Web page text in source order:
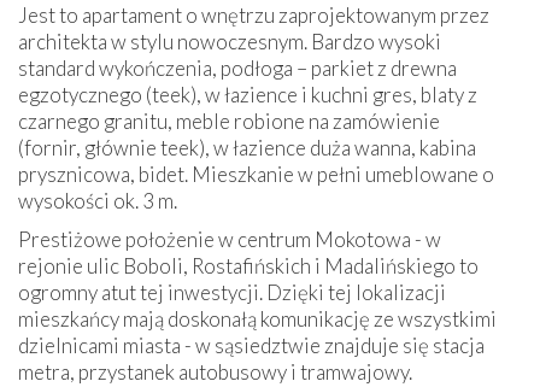
Jest to apartament o wnętrzu zaprojektowanym przez
architekta w stylu nowoczesnym. Bardzo wysoki
standard wykończenia, podłoga – parkiet z drewna
egzotycznego (teek), w łazience i kuchni gres, blaty z
czarnego granitu, meble robione na zamówienie
(fornir, głównie teek), w łazience duża wanna, kabina
prysznicowa, bidet. Mieszkanie w pełni umeblowane o
wysokości ok. 3 m.
Prestiżowe położenie w centrum Mokotowa - w
rejonie ulic Boboli, Rostafińskich i Madalińskiego to
ogromny atut tej inwestycji. Dzięki tej lokalizacji
mieszkańcy mają doskonałą komunikację ze wszystkimi
dzielnicami miasta - w sąsiedztwie znajduje się stacja
metra, przystanek autobusowy i tramwajowy.